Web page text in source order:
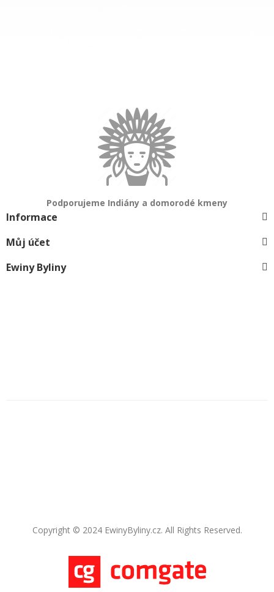
Podporujeme Indiány a domorodé kmeny
Informace
Můj účet
Ewiny Byliny
Copyright © 2024 EwinyByliny.cz. All Rights Reserved.